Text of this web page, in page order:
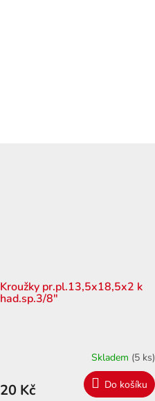
Kroužky pr.pl.13,5x18,5x2 k
had.sp.3/8"
Skladem (5 ks)
20 Kč Do košíku